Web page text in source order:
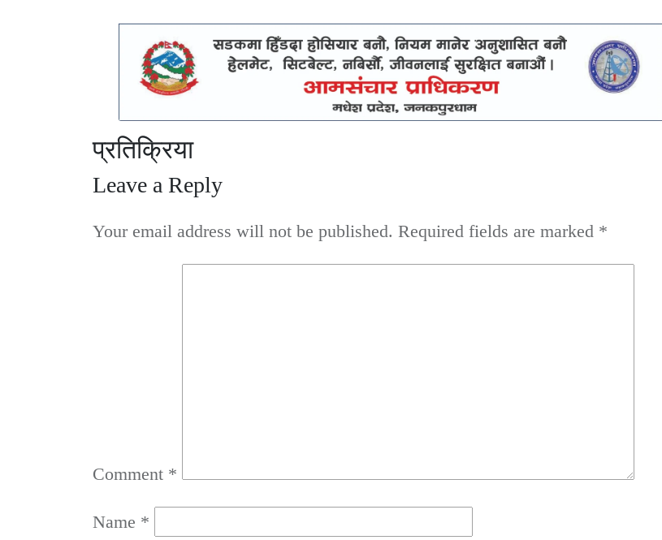
प्रतिक्रिया
Leave a Reply
Your email address will not be published. Required fields are marked *
Comment *
Name *